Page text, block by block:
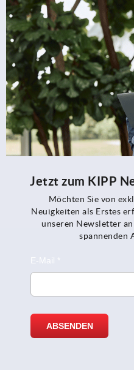
Jetzt zum KIPP
Möchten Sie von
Neuigkeiten als Erstes
unseren Newsletter
spannenden